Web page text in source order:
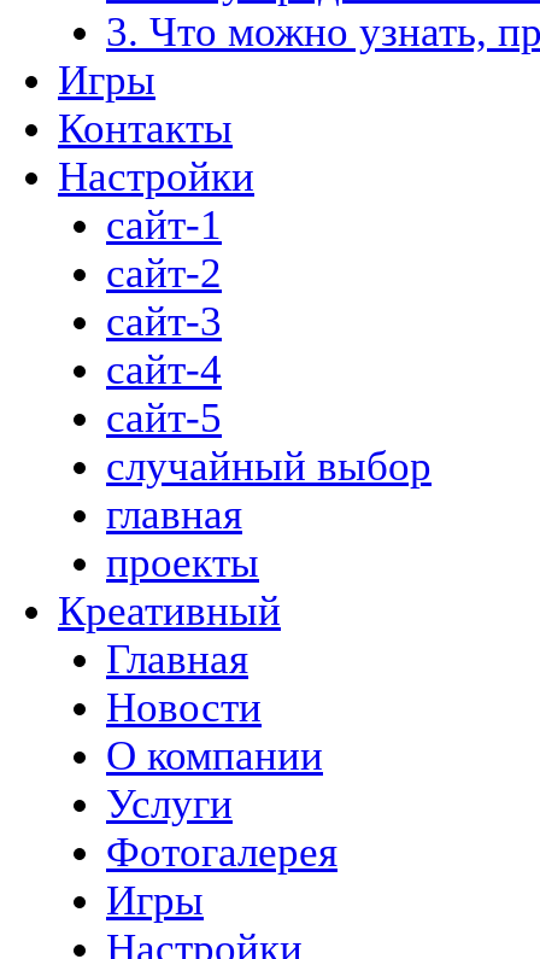
3. Что можно узнать,
Игры
Контакты
Настройки
сайт-1
сайт-2
сайт-3
сайт-4
сайт-5
случайный выбор
главная
проекты
Креативный
Главная
Новости
О компании
Услуги
Фотогалерея
Игры
Наcтройки